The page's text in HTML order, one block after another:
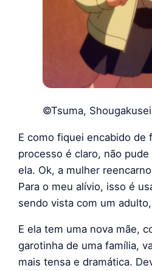
©Tsuma,
E como fiquei encabido
processo é claro, não
ela. Ok, a mulher
Para o meu alívio, isso é
sendo vista com um
E ela tem uma nova mãe,
garotinha de uma família,
mais tensa e dramática.